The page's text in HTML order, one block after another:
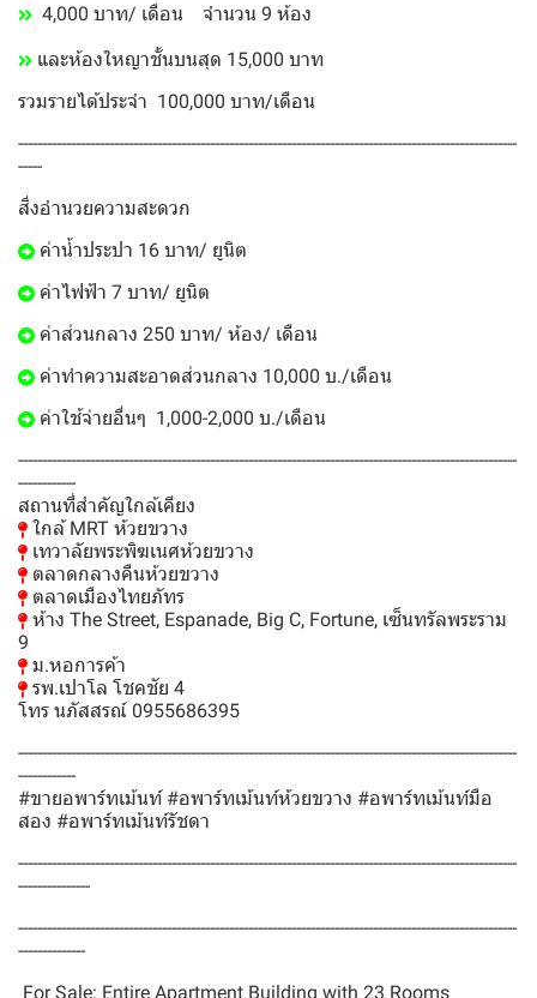
4,000 บาท/ เดือน จำนวน 9 ห้อง
และห้องใหญาชั้นบนสุด 15,000 บาท
รวมรายได้ประจำ 100,000 บาท/เดือน
--------------------------------------------------------------------------------------------------------
-----
สิ่งอำนวยความสะดวก
ค่าน้ำประปา 16 บาท/ ยูนิต
ค่าไฟฟ้า 7 บาท/ ยูนิต
ค่าส่วนกลาง 250 บาท/ ห้อง/ เดือน
ค่าทำความสะอาดส่วนกลาง 10,000 บ./เดือน
ค่าใช้จ่ายอื่นๆ 1,000-2,000 บ./เดือน
--------------------------------------------------------------------------------------------------------
------------
สถานที่สำคัญใกล้เคียง
ใกล้ MRT ห้วยขวาง
เทวาลัยพระพิฆเนศห้วยขวาง
ตลาดกลางคืนห้วยขวาง
ตลาดเมืองไทยภัทร
ห้าง The Street, Espanade, Big C, Fortune, เซ็นทรัลพระราม
9
ม.หอการค้า
รพ.เปาโล โชคชัย 4
โทร นภัสสรณ์ 0955686395
--------------------------------------------------------------------------------------------------------
------------
#ขายอพาร์ทเม้นท์ #อพาร์ทเม้นท์ห้วยขวาง #อพาร์ทเม้นท์มือ
สอง #อพาร์ทเม้นท์รัชดา
--------------------------------------------------------------------------------------------------------
---------------
--------------------------------------------------------------------------------------------------------
--------------
For Sale: Entire Apartment Building with 23 Rooms